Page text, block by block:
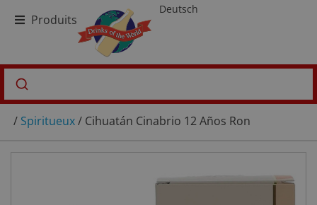
Produits
Deutsch
/ Spiritueux/ Cihuatán Cinabrio 12 Años Ron